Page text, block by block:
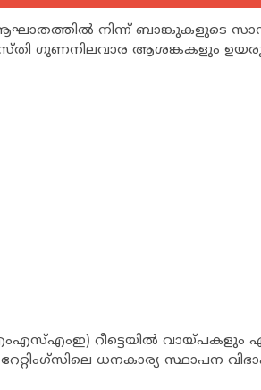
നിന്ന് ബാങ്കുകളുടെ
ഗുണനിലവാര ആശങ്കകളും
റീട്ടെയില്‍ വായ്പകളും
ധനകാര്യ സ്ഥാപന